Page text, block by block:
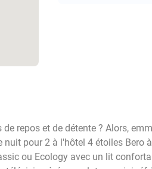
repos et de détente ? Alors,
pour 2 à l'hôtel 4 étoiles Bero
ou Ecology avec un lit